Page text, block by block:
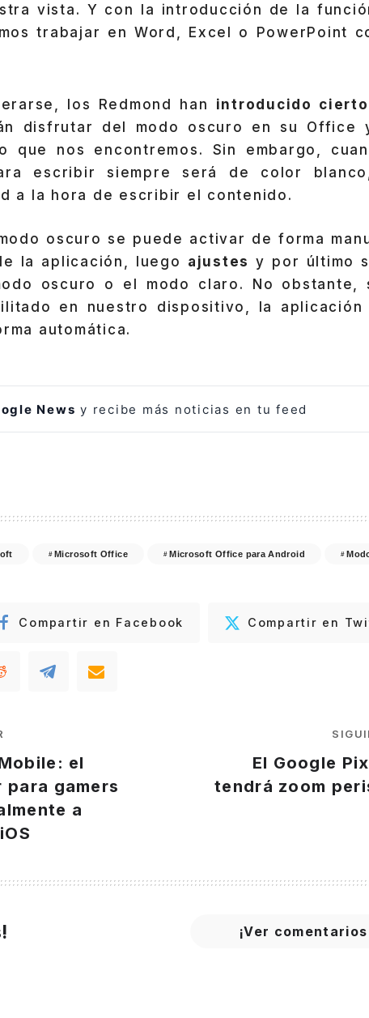
vista. Y con la introducción de la
trabajar en Word, Excel o PowerPoint
los Redmond han introducido
disfrutar del modo oscuro en su Office
que nos encontremos. Sin embargo,
escribir siempre será de color
a la hora de escribir el contenido.
oscuro se puede activar de forma
la aplicación, luego ajustes y por último
oscuro o el modo claro. No obstante,
en nuestro dispositivo, la aplicación
automática.
News y recibe más noticias en tu feed
Microsoft Office Microsoft Office para Android
Compartir en Facebook Compartir en
el
para gamers
a
El Google
tendrá zoom
¡Ver